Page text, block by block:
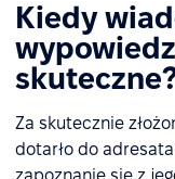
Kiedy
Za skutecznie
dotarło do
zapoznanie się z